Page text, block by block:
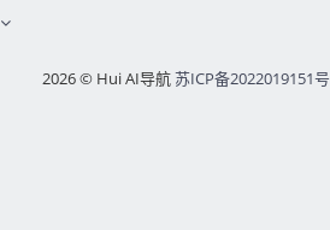
2026 © Hui AI导航苏ICP备2022019151号